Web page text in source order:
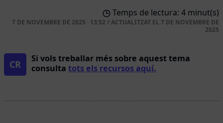
Temps de lectura: 4 minut(s)
7 DE NOVEMBRE DE 2025 · 13:52 /ACTUALITZAT EL 7 DE NOVEMBRE DE
2025
CR
Si vols treballar més sobre aquest tema
consulta tots els recursos aquí.